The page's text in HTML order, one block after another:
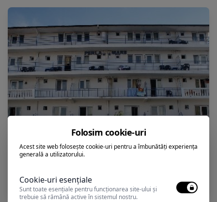
Costinesti, Romania
Folosim cookie-uri
Acest site web folosește cookie-uri pentru a îmbunătăți experiența
generală a utilizatorului.
Cookie-uri esențiale
Sunt toate esențiale pentru funcționarea site-ului și
trebuie să rămână active în sistemul nostru.